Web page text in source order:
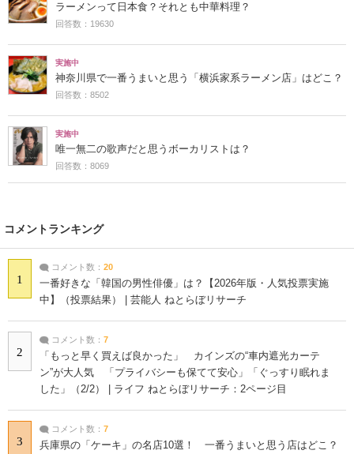
ラーメンって日本食？それとも中華料理？
回答数：19630
実施中
神奈川県で一番うまいと思う「横浜家系ラーメン店」はどこ？
回答数：8502
実施中
唯一無二の歌声だと思うボーカリストは？
回答数：8069
コメントランキング
1
コメント数： 20
一番好きな「韓国の男性俳優」は？【2026年版・人気投票実施
中】（投票結果） | 芸能人 ねとらぼリサーチ
2
コメント数： 7
「もっと早く買えば良かった」 カインズの“車内遮光カーテ
ン”が大人気 「プライバシーも保てて安心」「ぐっすり眠れま
した」（2/2） | ライフ ねとらぼリサーチ：2ページ目
3
コメント数： 7
兵庫県の「ケーキ」の名店10選！ 一番うまいと思う店はどこ？